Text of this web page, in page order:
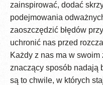
zainspirować, dodać
podejmowania
zaoszczędzić błędów
uchronić nas przed
Każdy z nas ma w
znaczący sposób nadają
są to chwile, w których